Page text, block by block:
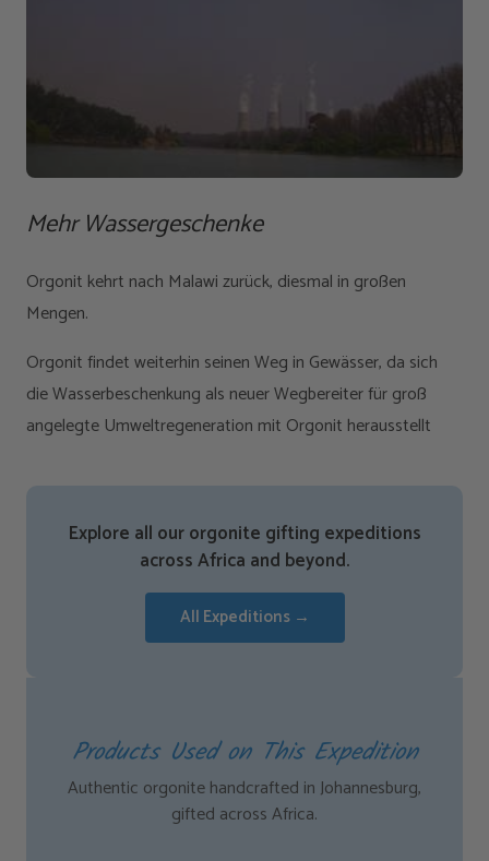
Mehr Wassergeschenke
Orgonit kehrt nach Malawi zurück, diesmal in großen
Mengen.
Orgonit findet weiterhin seinen Weg in Gewässer, da sich
die Wasserbeschenkung als neuer Wegbereiter für groß
angelegte Umweltregeneration mit Orgonit herausstellt
Explore all our orgonite gifting expeditions
across Africa and beyond.
All Expeditions →
Products Used on This Expedition
Authentic orgonite handcrafted in Johannesburg,
gifted across Africa.